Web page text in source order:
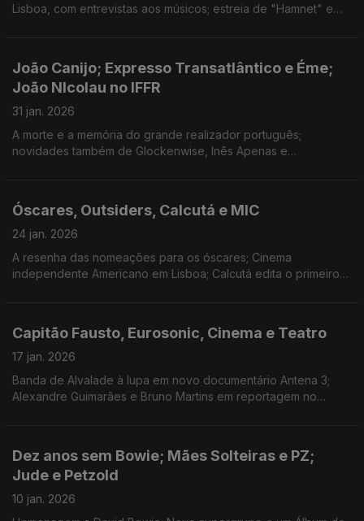
Lisboa, com entrevistas aos músicos; estreia de "Hamnet" e
João Canijo; Expresso Transatlântico e Éme;
João NIcolau no IFFR
31 jan. 2026
A morte e a memória do grande realizador português;
novidades também de Glockenwise, Inês Apenas e
Óscares, Outsiders, Calcutá e MIC
24 jan. 2026
A resenha das nomeações para os óscares; Cinema
independente Americano em Lisboa; Calcutá edita o primeiro
Capitão Fausto, Eurosonic, Cinema e Teatro
17 jan. 2026
Banda de Alvalade à lupa em novo documentário Antena 3;
Alexandre Guimarães e Bruno Martins em reportagem no
Dez anos sem Bowie; Mães Solteiras e PZ;
Jude e Petzold
10 jan. 2026